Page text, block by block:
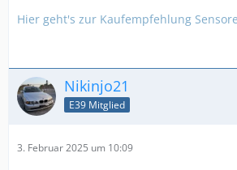
Hier geht's zur Kaufempfehlung
Nikinjo21
E39 Mitglied
3. Februar 2025 um 10:09